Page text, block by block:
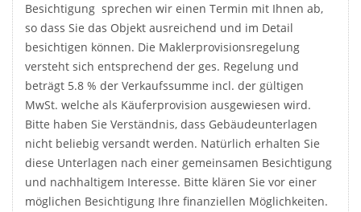
Besichtigung sprechen wir einen Termin mit Ihnen ab,
so dass Sie das Objekt ausreichend und im Detail
besichtigen können. Die Maklerprovisionsregelung
versteht sich entsprechend der ges. Regelung und
beträgt 5.8 % der Verkaufssumme incl. der gültigen
MwSt. welche als Käuferprovision ausgewiesen wird.
Bitte haben Sie Verständnis, dass Gebäudeunterlagen
nicht beliebig versandt werden. Natürlich erhalten Sie
diese Unterlagen nach einer gemeinsamen Besichtigung
und nachhaltigem Interesse. Bitte klären Sie vor einer
möglichen Besichtigung Ihre finanziellen Möglichkeiten.